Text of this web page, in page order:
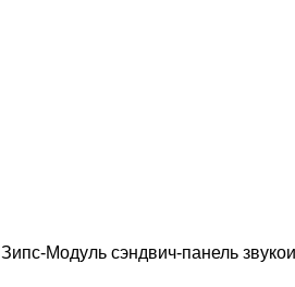
Зипс-Модуль сэндвич-панель